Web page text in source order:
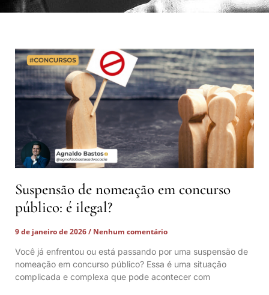
Suspensão de nomeação em concurso
público: é ilegal?
9 de janeiro de 2026
Nenhum comentário
Você já enfrentou ou está passando por uma suspensão de
nomeação em concurso público? Essa é uma situação
complicada e complexa que pode acontecer com